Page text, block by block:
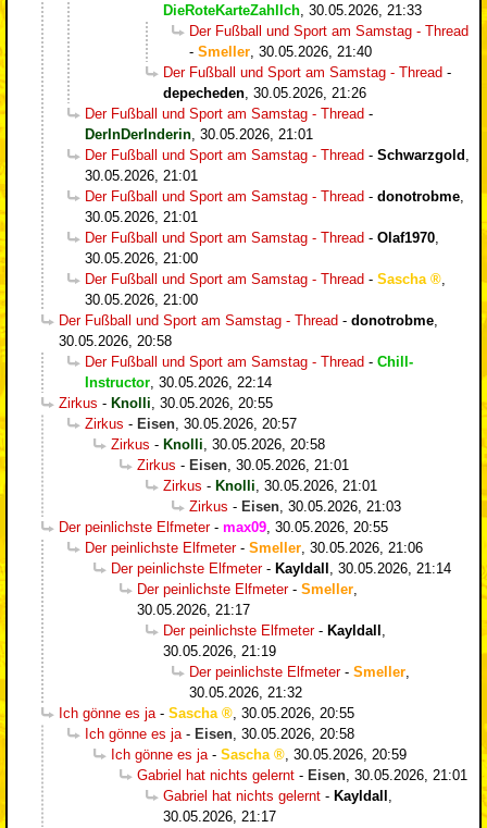
DieRoteKarteZahlIch 30.05.2026, 21:33
Der Fußball und Sport am Samstag - Thread
- Smeller 30.05.2026, 21:40
Der Fußball und Sport am Samstag - Thread -
depecheden 30.05.2026, 21:26
Der Fußball und Sport am Samstag - Thread -
DerInDerInderin 30.05.2026, 21:01
Der Fußball und Sport am Samstag - Thread - Schwarzgold
30.05.2026, 21:01
Der Fußball und Sport am Samstag - Thread - donotrobme
30.05.2026, 21:01
Der Fußball und Sport am Samstag - Thread - Olaf1970
30.05.2026, 21:00
Der Fußball und Sport am Samstag - Thread - Sascha
30.05.2026, 21:00
Der Fußball und Sport am Samstag - Thread - donotrobme
30.05.2026, 20:58
Der Fußball und Sport am Samstag - Thread - Chill-
Instructor 30.05.2026, 22:14
Zirkus - Knolli 30.05.2026, 20:55
Zirkus - Eisen 30.05.2026, 20:57
Zirkus - Knolli 30.05.2026, 20:58
Zirkus - Eisen 30.05.2026, 21:01
Zirkus - Knolli 30.05.2026, 21:01
Zirkus - Eisen 30.05.2026, 21:03
Der peinlichste Elfmeter- max09 30.05.2026, 20:55
Der peinlichste Elfmeter- Smeller 30.05.2026, 21:06
Der peinlichste Elfmeter- Kayldall
30.05.2026, 21:14
Der peinlichste Elfmeter- Smeller
30.05.2026, 21:17
Der peinlichste Elfmeter- Kayldall
30.05.2026, 21:19
Der peinlichste Elfmeter- Smeller
30.05.2026, 21:32
Ich gönne es ja - Sascha
30.05.2026, 20:55
Ich gönne es ja - Eisen 30.05.2026, 20:58
Ich gönne es ja - Sascha
30.05.2026, 20:59
Gabriel hat nichts gelernt - Eisen 30.05.2026, 21:01
Gabriel hat nichts gelernt - Kayldall
30.05.2026, 21:17